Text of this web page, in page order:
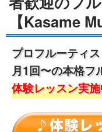
【Kasame
プロフルーティ
月1回〜の本格フ
体験レッスン実